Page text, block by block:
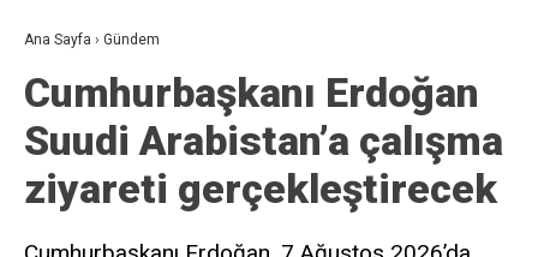
Ana Sayfa › Gündem
Cumhurbaşkanı Erdoğan
Suudi Arabistan’a çalışma
ziyareti gerçekleştirecek